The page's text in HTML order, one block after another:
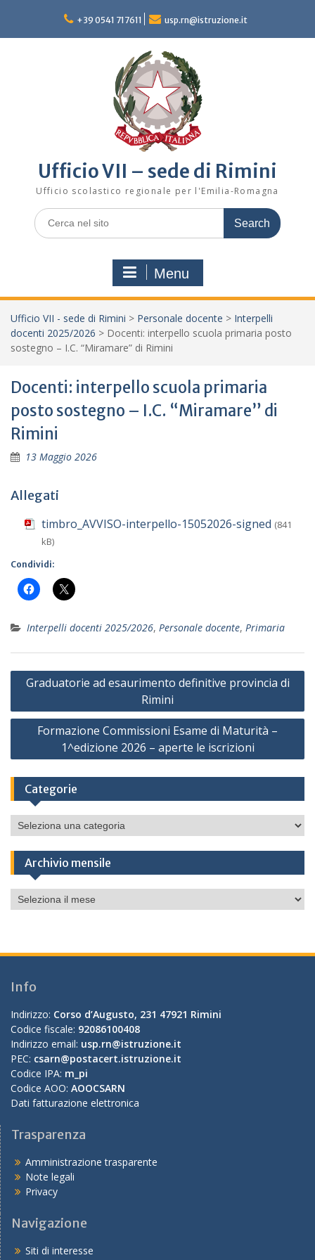
content
+39 0541 717611 usp.rn@istruzione.it
Ufficio VII – sede di Rimini
Ufficio scolastico regionale per l'Emilia-Romagna
Search
for:
Menu
Ufficio VII - sede di Rimini > Personale docente > Interpelli
docenti 2025/2026 > Docenti: interpello scuola primaria posto
sostegno – I.C. “Miramare” di Rimini
Docenti: interpello scuola primaria
posto sostegno – I.C. “Miramare” di
Rimini
13 Maggio 2026
Allegati
timbro_AVVISO-interpello-15052026-signed (841
kB)
Condividi:
Interpelli docenti 2025/2026, Personale docente, Primaria
Navigazione
Graduatorie ad esaurimento definitive provincia di
Rimini
Formazione Commissioni Esame di Maturità –
1^edizione 2026 – aperte le iscrizioni
Categorie
Categorie
Archivio mensile
Archivio
mensile
Info
Indirizzo: Corso d’Augusto, 231 47921 Rimini
Codice fiscale: 92086100408
Indirizzo email: usp.rn@istruzione.it
PEC: csarn@postacert.istruzione.it
Codice IPA: m_pi
Codice AOO: AOOCSARN
Dati fatturazione elettronica
Trasparenza
Amministrazione trasparente
Note legali
Privacy
Navigazione
Siti di interesse